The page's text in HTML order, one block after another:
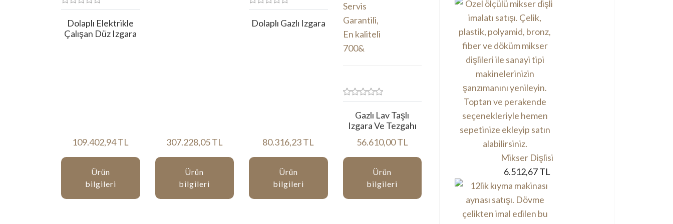
Dolaplı Elektrikle
Çalışan Düz Izgara
109.402,94 TL
Ürün
bilgileri
307.228,05 TL
Ürün
bilgileri
Dolaplı Gazlı Izgara
80.316,23 TL
Ürün
bilgileri
Gazlı Lav Taşlı
Izgara Ve Tezgahı
56.610,00 TL
Ürün
bilgileri
Mikser Dişlisi
6.512,67 TL